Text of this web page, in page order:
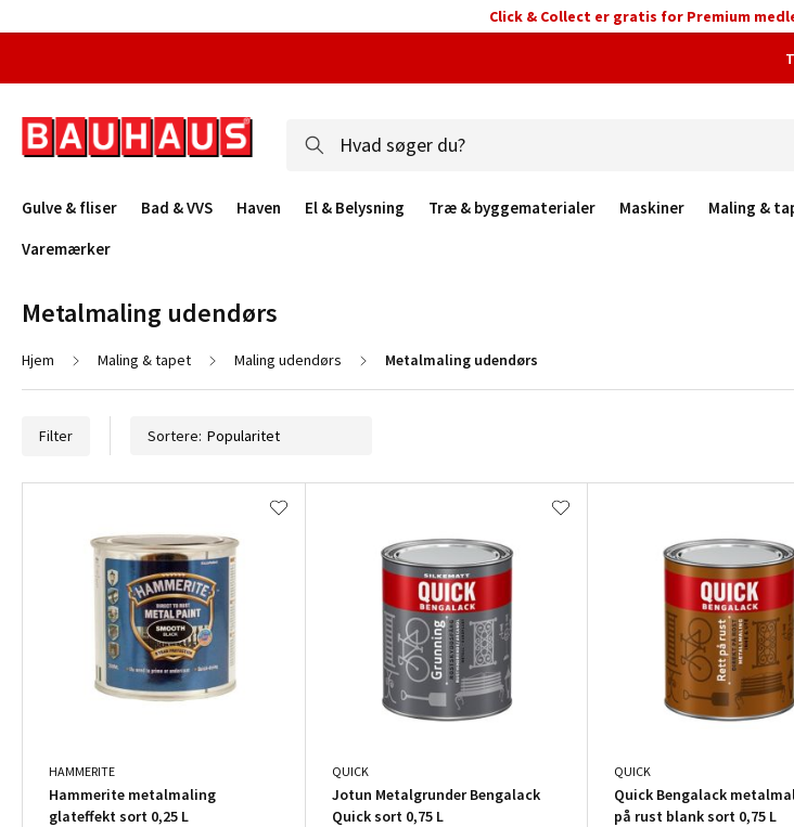
Click & Collect er gratis for Premium
Gulve & fliser Bad & VVS Haven El & Belysning Træ & byggematerialer Maskiner Maling &
Varemærker
Filter Sortere:
HAMMERITE
Hammerite metalmaling
glateffekt sort 0,25 L
QUICK
Jotun Metalgrunder Bengalack
Quick sort 0,75 L
QUICK
Quick Bengalack
på rust blank sort 0,75 L
Metalmaling udendørs
Hjem Maling & tapet Maling udendørs Metalmaling udendørs